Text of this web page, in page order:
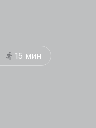
15 мин